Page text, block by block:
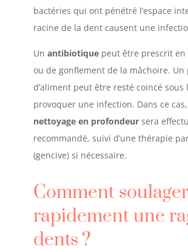
bactéries qui ont pénétré l’espace
racine de la dent causent une
Un antibiotiquepeut être prescrit en
ou de gonflement de la mâchoire. Un
d’aliment peut être resté coincé sous
provoquer une infection. Dans ce
nettoyage en profondeursera
recommandé, suivi d’une thérapie
(gencive) si nécessaire.
Comment soulager
rapidement une
dents ?